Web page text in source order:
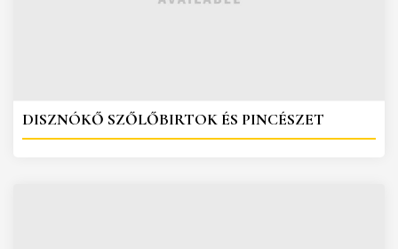
DISZNÓKŐ SZŐLŐBIRTOK ÉS PINCÉSZET